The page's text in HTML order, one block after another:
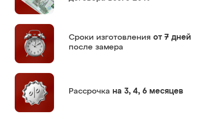
Сроки изготовления от 7 дней
после замера
Рассрочка на 3, 4, 6 месяцев